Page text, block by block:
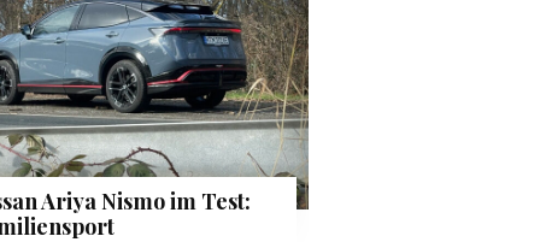
Ariya Nismo im Test: